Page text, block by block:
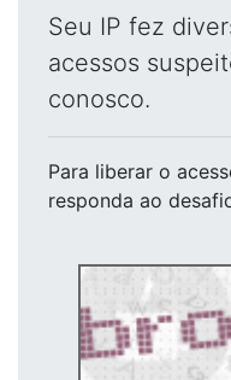
Seu IP fez
acessos
conosco.
Para liberar o
responda ao